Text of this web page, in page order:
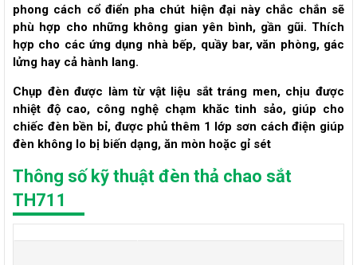
phong cách cổ điển pha chút hiện đại này chắc chắn sẽ
phù hợp cho những không gian yên bình, gần gũi. Thích
hợp cho các ứng dụng nhà bếp, quầy bar, văn phòng, gác
lửng hay cả hành lang.
Chụp đèn được làm từ vật liệu sắt tráng men, chịu được
nhiệt độ cao, công nghệ chạm khăc tinh sảo, giúp cho
chiếc đèn bền bỉ, được phủ thêm 1 lớp sơn cách điện giúp
đèn không lo bị biến dạng, ăn mòn hoặc gỉ sét
Thông số kỹ thuật đèn thả chao sắt
TH711